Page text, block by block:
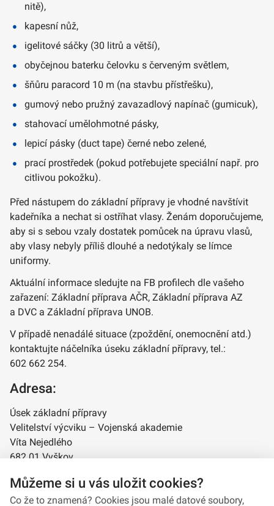
nitě),
kapesní nůž,
igelitové sáčky (30 litrů a větší),
obyčejnou baterku čelovku s červeným světlem,
šňůru paracord 10 m (na stavbu přístřešku),
gumový nebo pružný zavazadlový napínač (gumicuk),
stahovací umělohmotné pásky,
lepicí pásky (duct tape) černé nebo zelené,
prací prostředek (pokud potřebujete speciální např. pro
citlivou pokožku).
Před nástupem do základní přípravy je vhodné navštívit
kadeřníka a nechat si ostříhat vlasy. Ženám doporučujeme,
aby si s sebou vzaly dostatek pomůcek na úpravu vlasů,
aby vlasy nebyly příliš dlouhé a nedotýkaly se límce
uniformy.
Aktuální informace sledujte na FB profilech dle vašeho
zařazení: Základní příprava AČR, Základní příprava AZ
a DVC a Základní příprava UNOB.
V případě nenadálé situace (zpoždění, onemocnění atd.)
kontaktujte náčelníka úseku základní přípravy, tel.:
602 662 254.
Adresa:
Úsek základní přípravy
Velitelství výcviku – Vojenská akademie
Víta Nejedlého
682 01 Vyškov
Můžeme si u vás uložit cookies?
Co že to znamená? Cookies jsou malé datové soubory,